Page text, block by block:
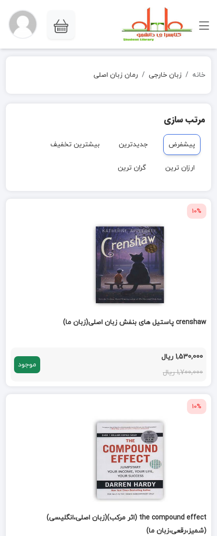
خانه زبان خارجی رمان زبان اصلی
مرتب سازی
پیشفرض جدیدترین بیشترین تخفیف
ارزان ترین گران ترین
10%
crenshaw پاستیل های بنفش زبان اصلی(زبان ما)
1,530,000 ریال
1,700,000 ریال
موجود
10%
the compound effect (اثر مرکب)(زبان اصلی،انگلیسی)
(شمیز،رقعی،زبان ما)